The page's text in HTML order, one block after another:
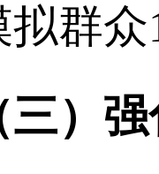
群
三）